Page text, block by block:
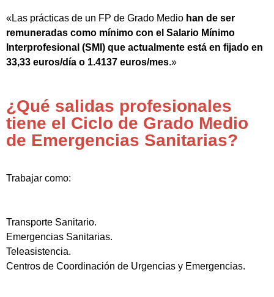
«Las prácticas de un FP de Grado Medio han de ser
remuneradas como mínimo con el Salario Mínimo
Interprofesional (SMI) que actualmente está en fijado en
33,33 euros/día o 1.4137 euros/mes.»
¿Qué salidas profesionales
tiene el Ciclo de Grado Medio
de Emergencias Sanitarias?
Trabajar como:
Transporte Sanitario.
Emergencias Sanitarias.
Teleasistencia.
Centros de Coordinación de Urgencias y Emergencias.